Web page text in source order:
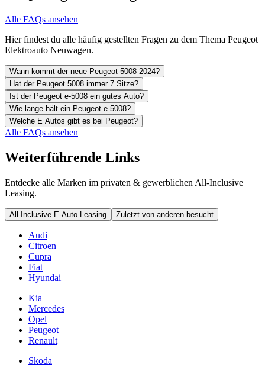
Alle FAQs ansehen
Hier findest du alle häufig gestellten Fragen zu dem Thema Peugeot
Elektroauto Neuwagen.
Wann kommt der neue Peugeot 5008 2024?
Hat der Peugeot 5008 immer 7 Sitze?
Ist der Peugeot e-5008 ein gutes Auto?
Wie lange hält ein Peugeot e-5008?
Welche E Autos gibt es bei Peugeot?
Alle FAQs ansehen
Weiterführende Links
Entdecke alle Marken im privaten & gewerblichen All-Inclusive
Leasing.
All-Inclusive E-Auto Leasing Zuletzt von anderen besucht
Audi
Citroen
Cupra
Fiat
Hyundai
Kia
Mercedes
Opel
Peugeot
Renault
Skoda